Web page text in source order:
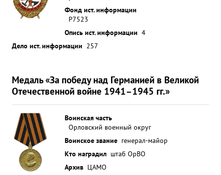
Фонд ист. информации
Р7523
Опись ист. информации 4
Дело ист. информации 257
Медаль «За победу над Германией в Великой
Отечественной войне 1941–1945 гг.»
Воинская часть
Орловский военный округ
Воинское звание генерал-майор
Кто наградил штаб ОрВО
Архив ЦАМО